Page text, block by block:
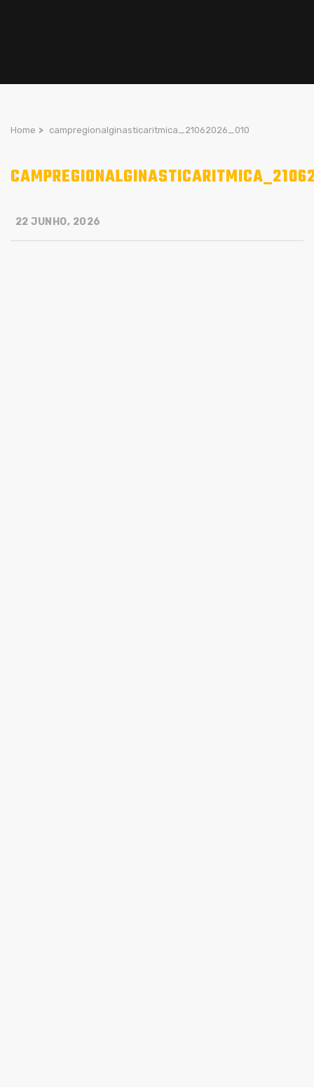
Home > campregionalginasticaritmica_21062026_010
22 JUNHO, 2026